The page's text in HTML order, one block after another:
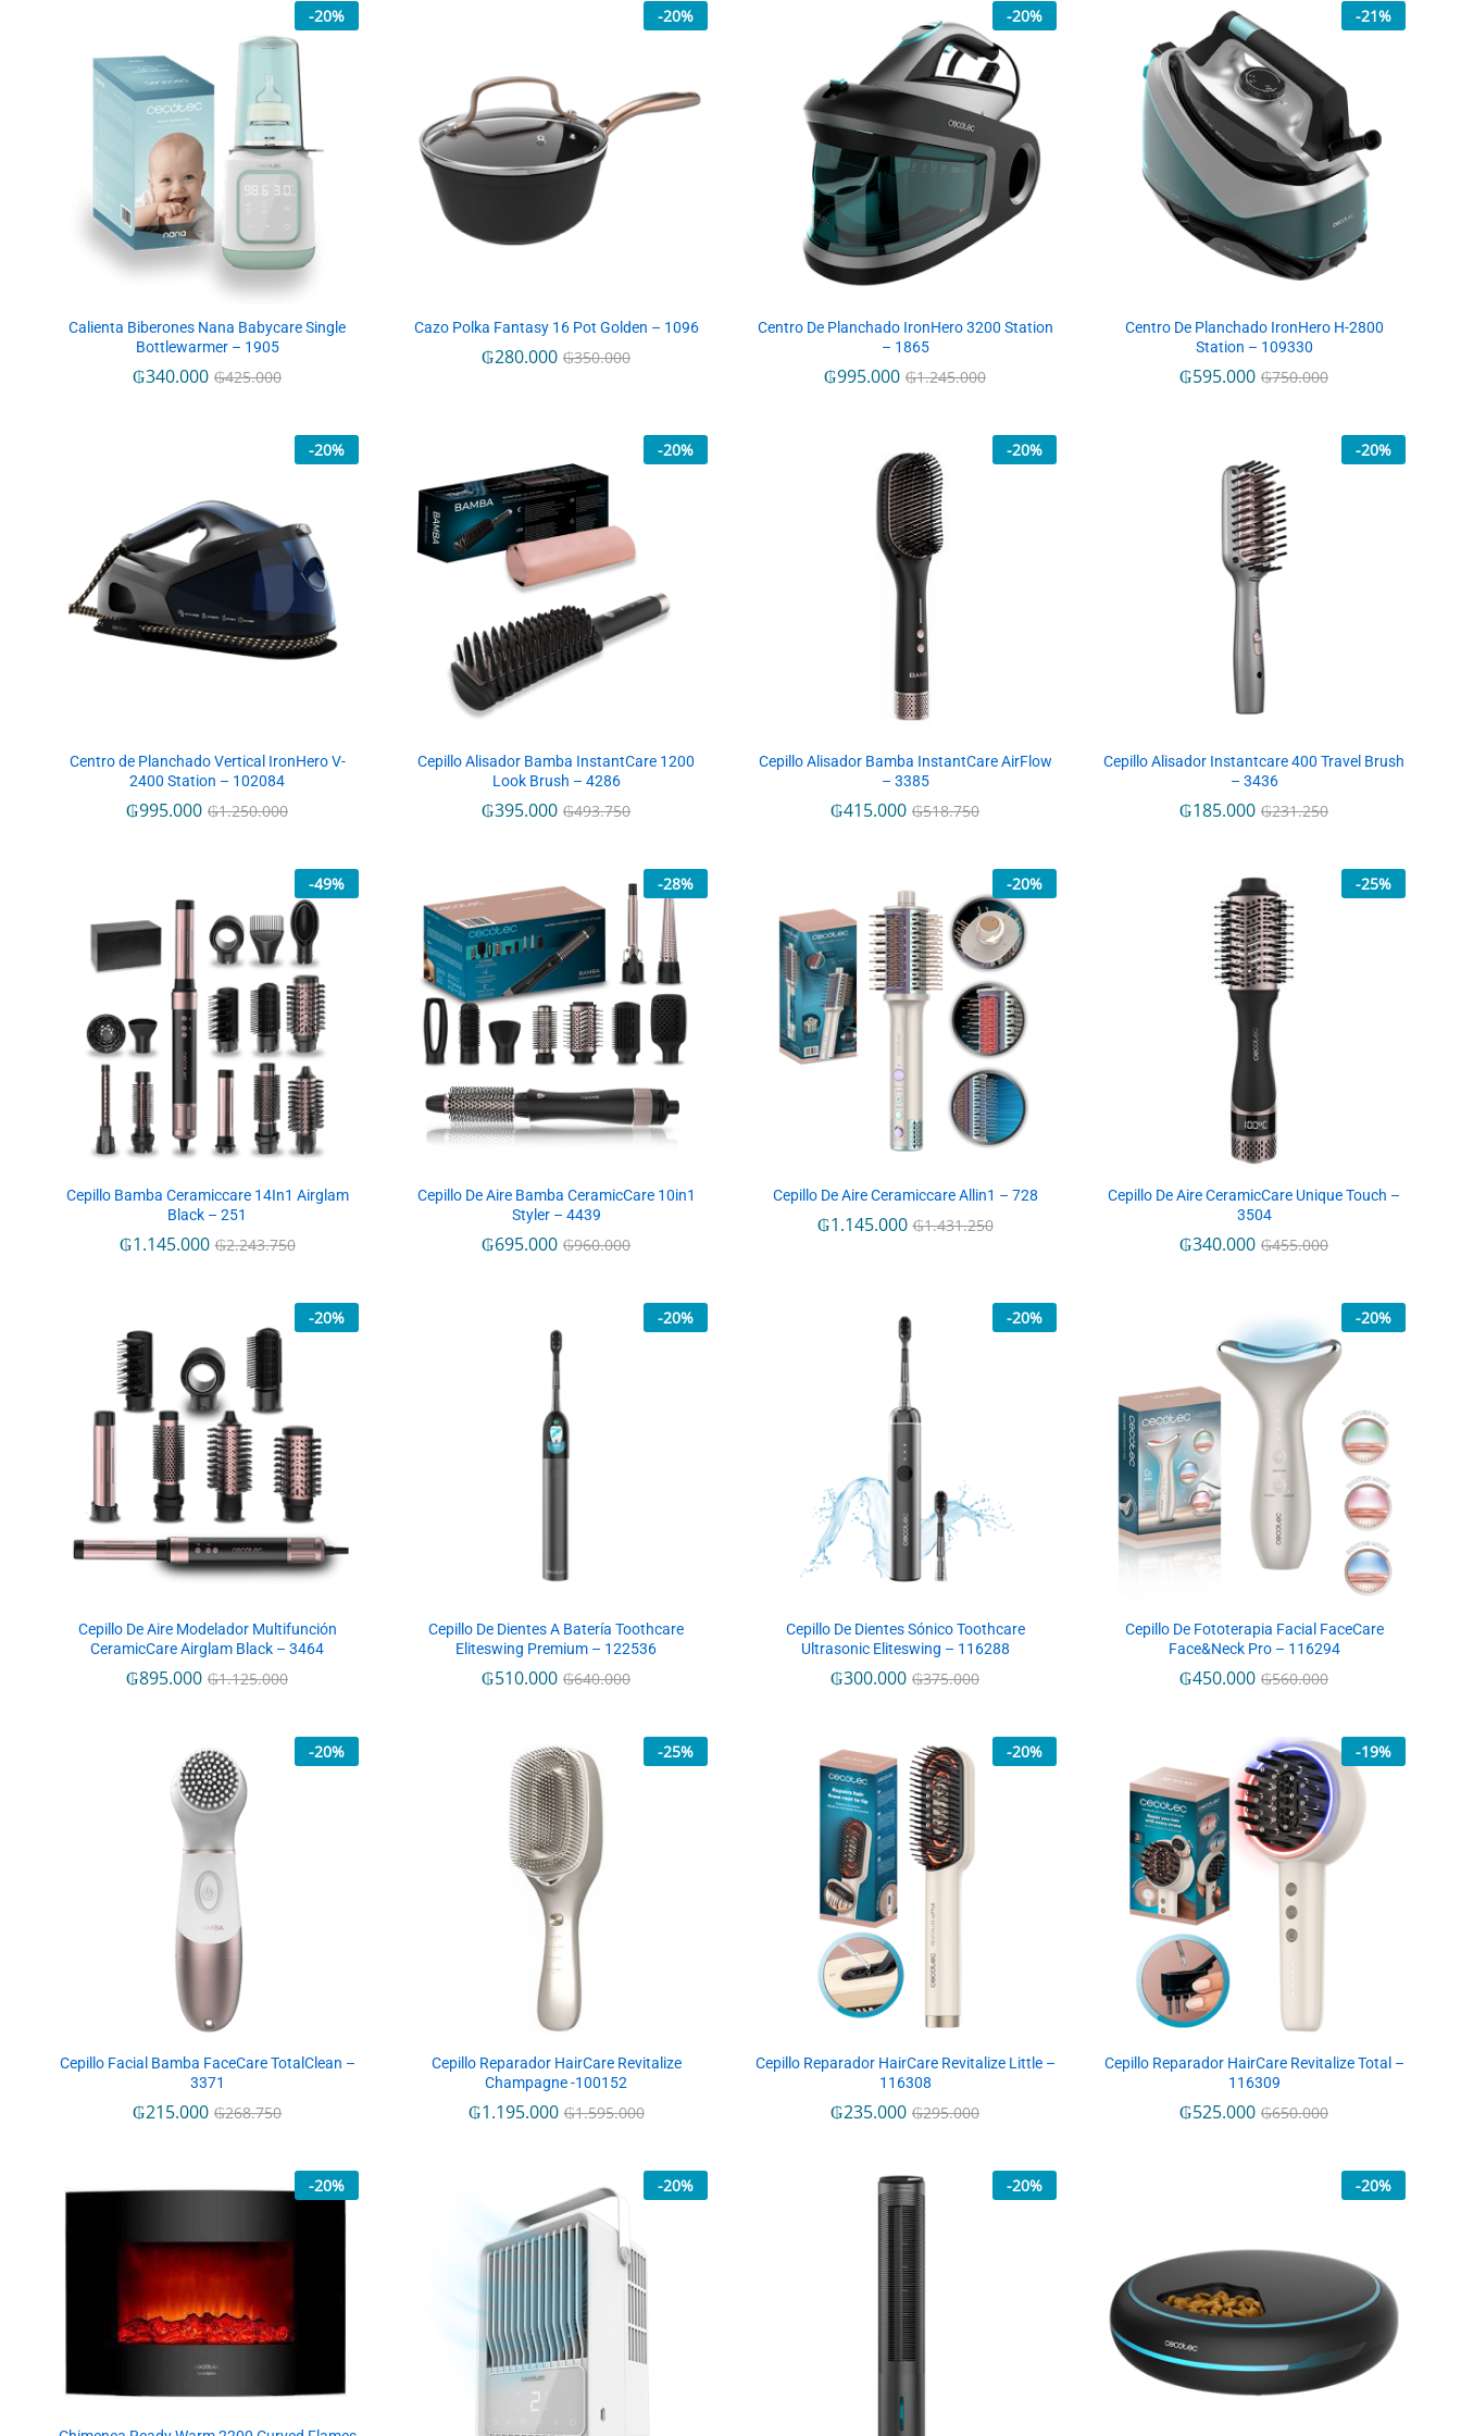
-20%
Calienta Biberones Nana Babycare Single
Bottlewarmer – 1905
₲340.000 ₲425.000
₲340.000 ₲425.000
-20%
Cazo Polka Fantasy 16 Pot Golden – 1096
₲280.000 ₲350.000
₲280.000 ₲350.000
-20%
Centro De Planchado IronHero 3200 Station
– 1865
₲995.000 ₲1.245.000
₲995.000 ₲1.245.000
-21%
Centro De Planchado IronHero H-2800
Station – 109330
₲595.000 ₲750.000
₲595.000 ₲750.000
-20%
Centro de Planchado Vertical IronHero V-
2400 Station – 102084
₲995.000 ₲1.250.000
₲995.000 ₲1.250.000
-20%
Cepillo Alisador Bamba InstantCare 1200
Look Brush – 4286
₲395.000 ₲493.750
₲395.000 ₲493.750
-20%
Cepillo Alisador Bamba InstantCare AirFlow
– 3385
₲415.000 ₲518.750
₲415.000 ₲518.750
-20%
Cepillo Alisador Instantcare 400 Travel Brush
– 3436
₲185.000 ₲231.250
₲185.000 ₲231.250
-49%
Cepillo Bamba Ceramiccare 14In1 Airglam
Black – 251
₲1.145.000 ₲2.243.750
₲1.145.000 ₲2.243.750
-28%
Cepillo De Aire Bamba CeramicCare 10in1
Styler – 4439
₲695.000 ₲960.000
₲695.000 ₲960.000
-20%
Cepillo De Aire Ceramiccare Allin1 – 728
₲1.145.000 ₲1.431.250
₲1.145.000 ₲1.431.250
-25%
Cepillo De Aire CeramicCare Unique Touch –
3504
₲340.000 ₲455.000
₲340.000 ₲455.000
-20%
Cepillo De Aire Modelador Multifunción
CeramicCare Airglam Black – 3464
₲895.000 ₲1.125.000
₲895.000 ₲1.125.000
-20%
Cepillo De Dientes A Batería Toothcare
Eliteswing Premium – 122536
₲510.000 ₲640.000
₲510.000 ₲640.000
-20%
Cepillo De Dientes Sónico Toothcare
Ultrasonic Eliteswing – 116288
₲300.000 ₲375.000
₲300.000 ₲375.000
-20%
Cepillo De Fototerapia Facial FaceCare
Face&Neck Pro – 116294
₲450.000 ₲560.000
₲450.000 ₲560.000
-20%
Cepillo Facial Bamba FaceCare TotalClean –
3371
₲215.000 ₲268.750
₲215.000 ₲268.750
-25%
Cepillo Reparador HairCare Revitalize
Champagne -100152
₲1.195.000 ₲1.595.000
₲1.195.000 ₲1.595.000
-20%
Cepillo Reparador HairCare Revitalize Little –
116308
₲235.000 ₲295.000
₲235.000 ₲295.000
-19%
Cepillo Reparador HairCare Revitalize Total –
116309
₲525.000 ₲650.000
₲525.000 ₲650.000
-20% -20% -20% -20%